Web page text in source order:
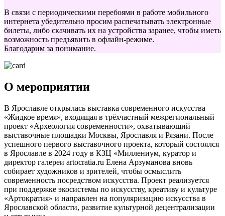
В связи с периодическими перебоями в работе мобильного
интернета убедительно просим распечатывать электронные
билеты, либо скачивать их на устройства заранее, чтобы иметь
возможность предъявить в офлайн-режиме.
Благодарим за понимание.
О мероприятии
В Ярославле открылась выставка современного искусства
«Жидкое время», входящая в трёхчастный межрегиональный
проект «Археология современности», охватывающий
выставочные площадки Москвы, Ярославля и Рязани. После
успешного первого выставочного проекта, который состоялся
в Ярославле в 2024 году в КЗЦ «Миллениум, куратор и
директор галереи artocratia.ru Елена Арзуманова вновь
собирает художников и зрителей, чтобы осмыслить
современность посредством искусства. Проект реализуется
при поддержке экосистемы по искусству, креативу и культуре
«Артократия» и направлен на популяризацию искусства в
Ярославской области, развитие культурной децентрализации